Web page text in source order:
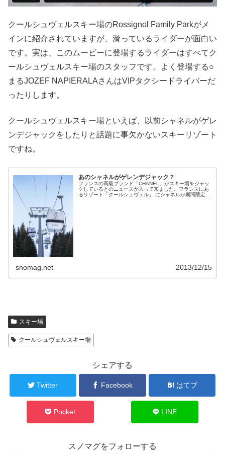
クールシュヴェルスキー場のRossignol Family Parkがメ
インに紹介されていますが、滑っているライダーが面白い
です。実は、このムービーに登場するライダーはすべてク
ールシュヴェルスキー場のスタッフです。よく登場する○
まるJOZEF NAPIERALAさんはVIPタクシードライバーだ
ったりします。
クールシュヴェルスキー場といえば、以前シャネルがゲレ
ンデジャックをしたりと話題に事欠かないスキーリゾート
ですね。
あのシャネルがゲレンデジャック？
フランスの高級ブランド「CHANEL」がスキー場をジャッ
クしているとのニュースが入って来ました。フランスにあ
るリゾート「クールシュヴェル」 にシャネルが期間限定ブ
snomag.net 2013/12/15
スキー場
クールシュヴェルスキー場
シェアする
Twitter Facebook はてブ
Pocket LINE
スノマグをフォローする